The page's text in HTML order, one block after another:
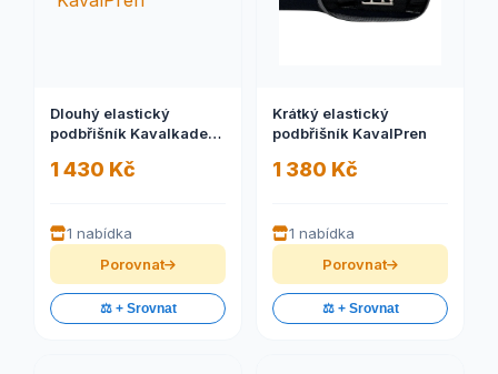
Dlouhý elastický
podbřišník Kavalkade
1 430 Kč
1 nabídka
Porovnat
⚖️ + Srovnat
Krátký elastický
podbřišník KavalPren
1 380 Kč
1 nabídka
Porovnat
⚖️ + Srovnat